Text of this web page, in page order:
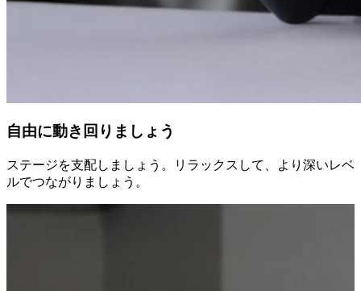
自由に動き回りましょう
ステージを支配しましょう。リラックスして、より深いレベ
ルでつながりましょう。